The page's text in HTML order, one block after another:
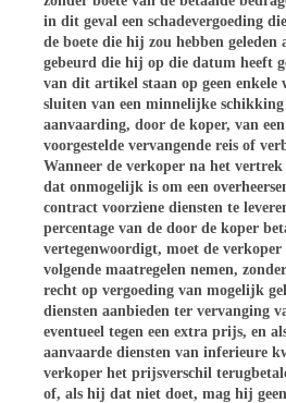
in dit geval een schadevergoeding
de boete die hij zou hebben geleden
gebeurd die hij op die datum heeft
van dit artikel staan op geen enkele
sluiten van een minnelijke
aanvaarding, door de koper, van
voorgestelde vervangende reis of
Wanneer de verkoper na het
dat onmogelijk is om een
contract voorziene diensten te
percentage van de door de koper
vertegenwoordigt, moet de
volgende maatregelen nemen,
recht op vergoeding van mogelijk
diensten aanbieden ter vervanging
eventueel tegen een extra prijs, en
aanvaarde diensten van inferieure
verkoper het prijsverschil
of, als hij dat niet doet, mag hij